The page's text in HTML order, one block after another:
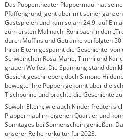
Das Puppentheater Plappermaul hat
Pfaffengrund, geht aber mit seiner
Gastspielen und kam so am 24.9. auf
zum ersten Mal nach Rohrbach in den
durch Muffins und Getränke verfolgten 50
Ihren Eltern gespannt die Geschichte von
Schweinchen Rosa-Marie, Timmi und
grauen Wolfes. Die Spannung stand den
Gesicht geschrieben, doch Simone
bewegte ihre Puppen gekonnt über die
Tischbühne und brachte die Geschichte
Sowohl Eltern, wie auch Kinder freuten
Plappermaul im eigenen Quartier und
Sonntages bei Sonnenschein genießen.
unserer Reihe rorkultur für 2023.